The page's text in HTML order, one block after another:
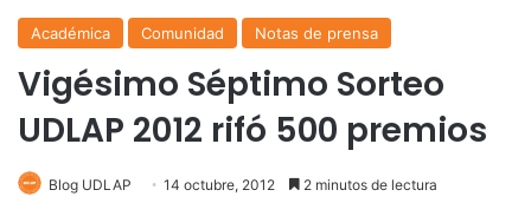
Académica Comunidad Notas de prensa
Vigésimo Séptimo Sorteo
UDLAP 2012 rifó 500 premios
Blog UDLAP 14 octubre, 2012 2 minutos de lectura